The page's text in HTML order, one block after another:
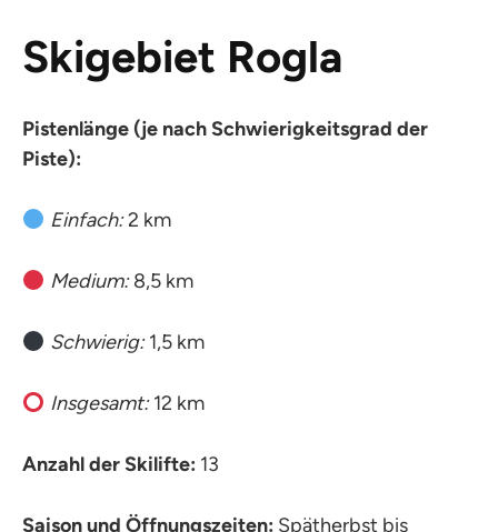
Skigebiet Rogla
Pistenlänge (je nach Schwierigkeitsgrad der
Piste):
Einfach:2 km
Medium:8,5 km
Schwierig:1,5 km
Insgesamt:12 km
Anzahl der Skilifte: 13
Saison und Öffnungszeiten: Spätherbst bis